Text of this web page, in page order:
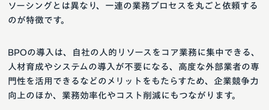
ソーシングとは異なり、一連の業務プロセスを丸ごと依頼する
のが特徴です。
BPOの導入は、自社の人的リソースをコア業務に集中できる、
人材育成やシステムの導入が不要になる、高度な外部業者の専
門性を活用できるなどのメリットをもたらすため、企業競争力
向上のほか、業務効率化やコスト削減にもつながります。